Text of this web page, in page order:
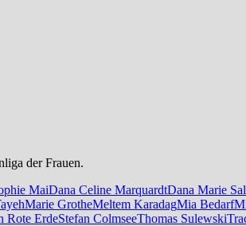
der Frauen.
MaiDana Celine MarquardtDana Marie
Marie GrotheMeltem KaradagMia Bedarf
Rote ErdeStefan ColmseeThomas Sulewski